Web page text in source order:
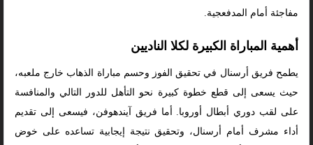
مفاجئة أمام المدفعجية.
أهمية المباراة الكبيرة لكلا الناديين
يطمح فريق أرسنال في تحقيق الفوز وحسم مباراة الذهاب خارج ملعبه،
حيث يسعى إلى قطع خطوة كبيرة نحو التأهل للدور التالي والمنافسة
على لقب دوري أبطال أوروبا. أما فريق آيندهوفن، فيسعى إلى تقديم
أداء مشرف أمام أرسنال، وتحقيق نتيجة إيجابية تساعده على خوض